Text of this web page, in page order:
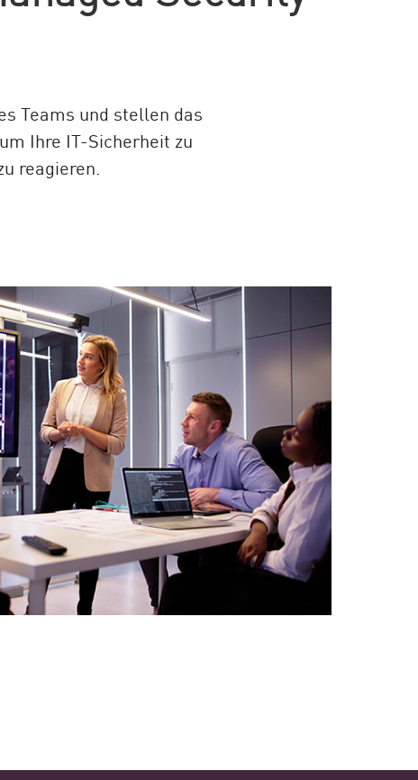
Teams und stellen das
Ihre IT-Sicherheit zu
reagieren.